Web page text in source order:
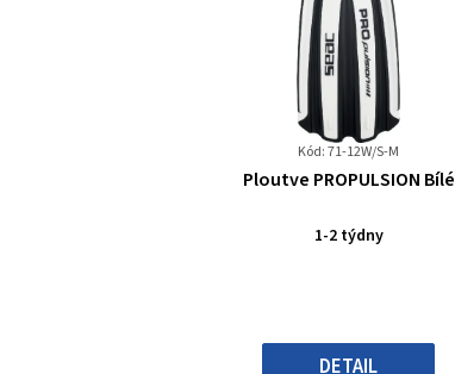
Kód: 71-12W/S-M
Průměrné
produktu
5
hvězdiček.
Ploutve PROPULSION Bílé
1-2 týdny
DETAIL